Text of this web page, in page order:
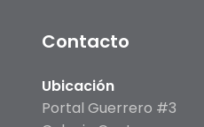
Contacto
Ubicación
Portal Guerrero #3